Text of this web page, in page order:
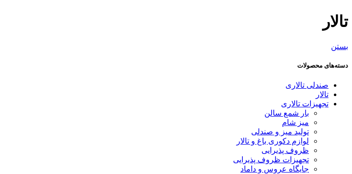
تالار
بستن
دسته‌های محصولات
صندلی تالاری
تالار
تجهیزات تالاری
بار شمع سالن
میز شام
تولید میز و صندلی
لوازم دکوری باغ و تالار
ظروف پذیرایی
تجهیزات ظروف پذیرایی
جایگاه عروس و داماد